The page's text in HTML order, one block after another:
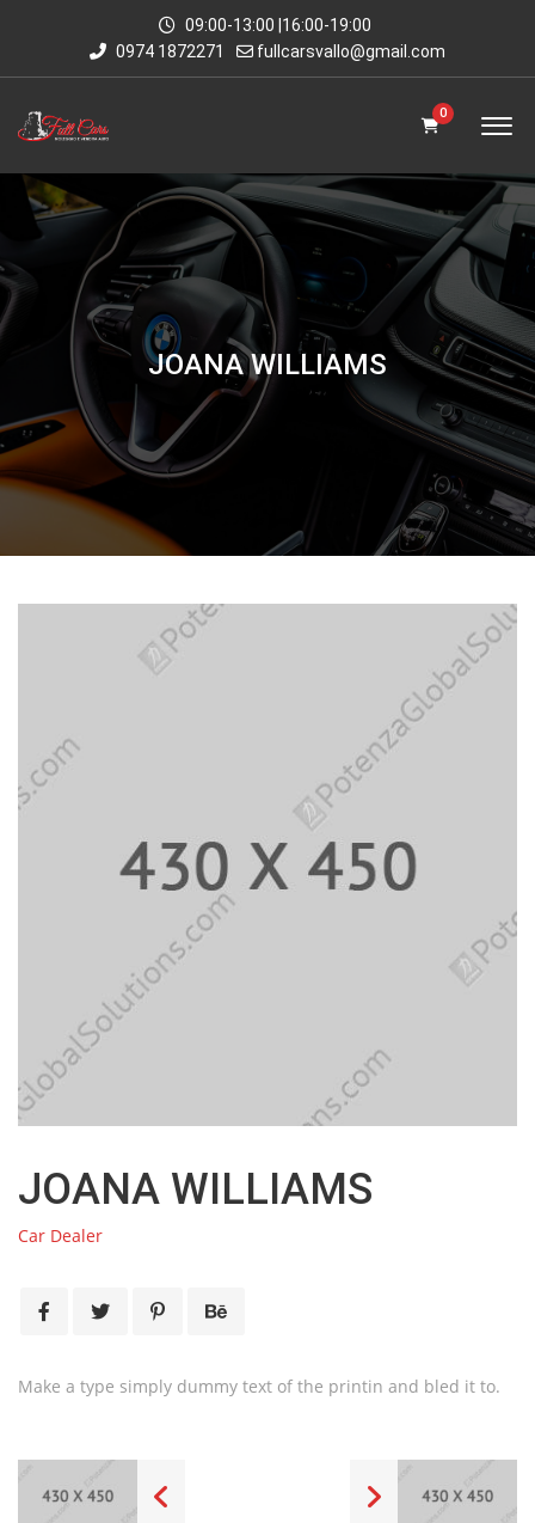
09:00-13:00 |16:00-19:00
0974 1872271
fullcarsvallo@gmail.com
0
JOANA WILLIAMS
JOANA WILLIAMS
Car Dealer
Make a type simply dummy text of the printin and bled it to.